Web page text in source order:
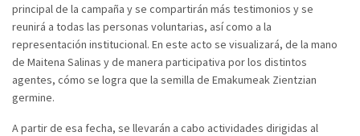
principal de la campaña y se compartirán más testimonios y se
reunirá a todas las personas voluntarias, así como a la
representación institucional. En este acto se visualizará, de la mano
de Maitena Salinas y de manera participativa por los distintos
agentes, cómo se logra que la semilla de Emakumeak Zientzian
germine.
A partir de esa fecha, se llevarán a cabo actividades dirigidas al